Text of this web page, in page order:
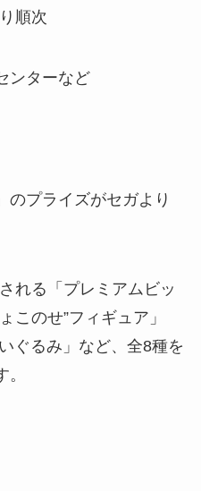
順次
ンターなど
のプライズがセガより
れる「プレミアムビッ
このせ”フィギュア」
ぐるみ」など、全8種を